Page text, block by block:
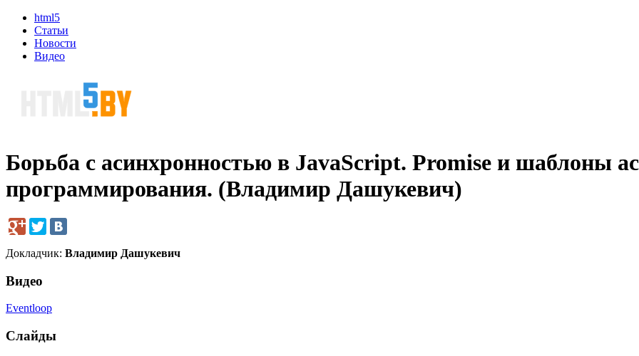
html5
Статьи
Новости
Видео
Борьба с асинхронностью в JavaScript. Promise и шаблоны
программирования. (Владимир Дашукевич)
Докладчик: Владимир Дашукевич
Видео
Eventloop
Слайды